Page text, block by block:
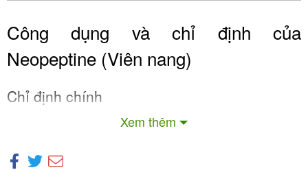
Công dụng và chỉ định của
Neopeptine (Viên nang)
Xem thêm
Chỉ định chính
Neopeptine (viên nang) được chỉ định điều trị các